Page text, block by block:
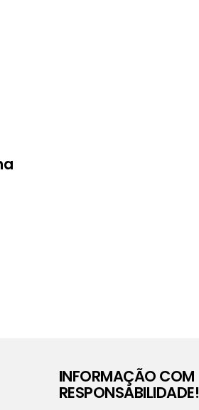
INFORMAÇÃO COM
RESPONSABILIDADE!